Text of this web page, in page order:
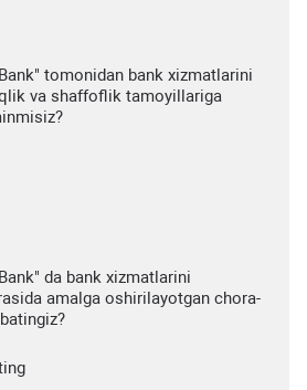
tomonidan bank xizmatlarini
va shaffoflik tamoyillariga
da bank xizmatlarini
amalga oshirilayotgan chora-